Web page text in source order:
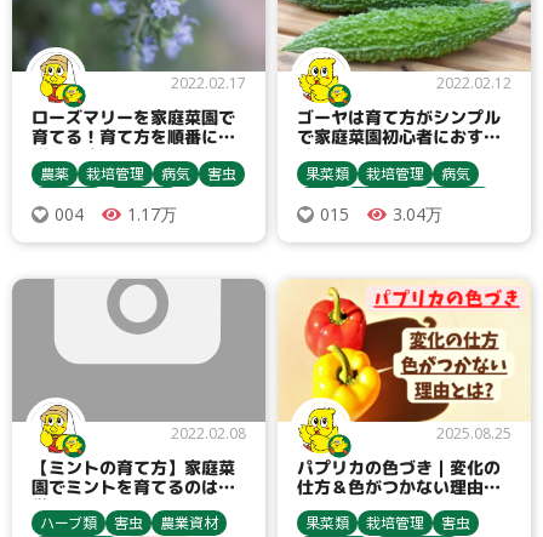
2022.02.17
ローズマリーを家庭菜園で
育てる！育て方を順番に解
説します
農薬 栽培管理 病気
害虫
収穫・貯蔵
殺虫剤
栽培方法
うどんこ病
アブラムシ類
ローズマリー
004 1.17万
2022.02.12
ゴーヤは育て方がシンプル
で家庭菜園初心者におすす
め！
果菜類 栽培管理
病気
収穫・貯蔵
栽培方法
うどんこ病
アブラムシ類
マルチ
ゴーヤ 炭疽病
015 3.04万
2022.02.08
【ミントの育て方】家庭菜
園でミントを育てるのは簡
単
ハーブ類 害虫
農業資材
2025.08.25
パプリカの色づき｜変化の
仕方＆色がつかない理由と
は
果菜類 栽培管理
害虫